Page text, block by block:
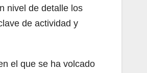
nivel de detalle los
de actividad y
el que se ha volcado